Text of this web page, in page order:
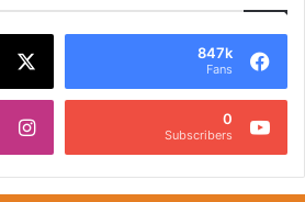
847k
Fans
0
Subscribers